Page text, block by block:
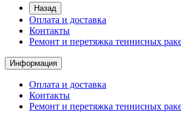
Назад
Оплата и доставка
Контакты
Ремонт и перетяжка теннисных
Информация
Оплата и доставка
Контакты
Ремонт и перетяжка теннисных